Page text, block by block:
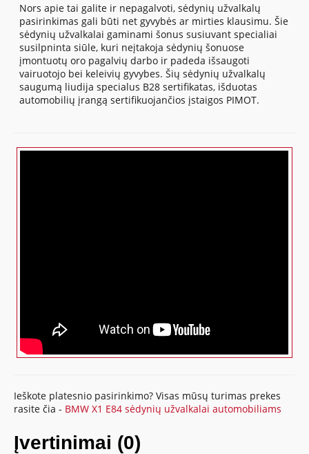
Nors apie tai galite ir nepagalvoti, sėdynių užvalkalų
pasirinkimas gali būti net gyvybės ar mirties klausimu. Šie
sėdynių užvalkalai gaminami šonus susiuvant specialiai
susilpninta siūle, kuri neįtakoja sėdynių šonuose
įmontuotų oro pagalvių darbo ir padeda išsaugoti
vairuotojo bei keleivių gyvybes. Šių sėdynių užvalkalų
saugumą liudija specialus B28 sertifikatas, išduotas
automobilių įrangą sertifikuojančios įstaigos PIMOT.
Ieškote platesnio pasirinkimo? Visas mūsų turimas prekes
rasite čia - BMW X1 E84 sėdynių užvalkalai automobiliams
Įvertinimai (0)